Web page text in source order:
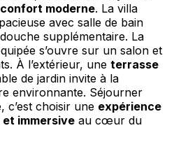
moderne. La villa
avec salle de bain
supplémentaire. La
s’ouvre sur un salon et
À l’extérieur, une terrasse
de jardin invite à la
environnante. Séjourner
c’est choisir une expérience
immersive au cœur du